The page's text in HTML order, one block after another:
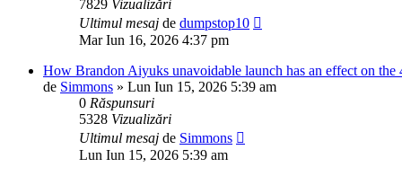
7829 Vizualizări
Ultimul mesaj de dumpstop10
Mar Iun 16, 2026 4:37 pm
How Brandon Aiyuks unavoidable launch has an effect on the
de Simmons » Lun Iun 15, 2026 5:39 am
0 Răspunsuri
5328 Vizualizări
Ultimul mesaj de Simmons
Lun Iun 15, 2026 5:39 am